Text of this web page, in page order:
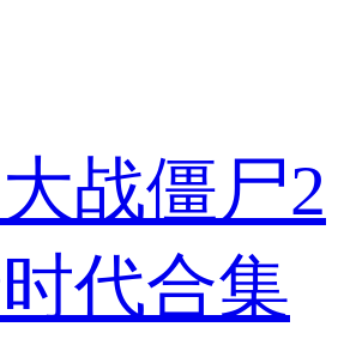
战僵尸2
代合集